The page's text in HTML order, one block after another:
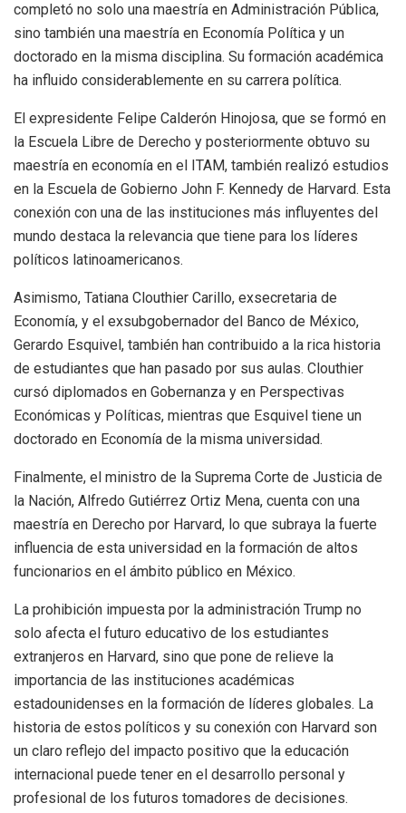
completó no solo una maestría en Administración Pública,
sino también una maestría en Economía Política y un
doctorado en la misma disciplina. Su formación académica
ha influido considerablemente en su carrera política.
El expresidente Felipe Calderón Hinojosa, que se formó en
la Escuela Libre de Derecho y posteriormente obtuvo su
maestría en economía en el ITAM, también realizó estudios
en la Escuela de Gobierno John F. Kennedy de Harvard. Esta
conexión con una de las instituciones más influyentes del
mundo destaca la relevancia que tiene para los líderes
políticos latinoamericanos.
Asimismo, Tatiana Clouthier Carillo, exsecretaria de
Economía, y el exsubgobernador del Banco de México,
Gerardo Esquivel, también han contribuido a la rica historia
de estudiantes que han pasado por sus aulas. Clouthier
cursó diplomados en Gobernanza y en Perspectivas
Económicas y Políticas, mientras que Esquivel tiene un
doctorado en Economía de la misma universidad.
Finalmente, el ministro de la Suprema Corte de Justicia de
la Nación, Alfredo Gutiérrez Ortiz Mena, cuenta con una
maestría en Derecho por Harvard, lo que subraya la fuerte
influencia de esta universidad en la formación de altos
funcionarios en el ámbito público en México.
La prohibición impuesta por la administración Trump no
solo afecta el futuro educativo de los estudiantes
extranjeros en Harvard, sino que pone de relieve la
importancia de las instituciones académicas
estadounidenses en la formación de líderes globales. La
historia de estos políticos y su conexión con Harvard son
un claro reflejo del impacto positivo que la educación
internacional puede tener en el desarrollo personal y
profesional de los futuros tomadores de decisiones.